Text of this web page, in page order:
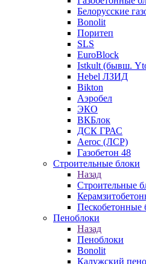
Белорусские
Bonolit
Поритеп
SLS
EuroBlock
Istkult (бывш.
Hebel ЛЗИД
Bikton
Аэробел
ЭКО
ВКБлок
ДСК ГРАС
Aeroc (ЛСР)
Газобетон 48
Строительные блоки
Назад
Строительные
Пескобетонные
Пеноблоки
Назад
Пеноблоки
Bonolit
Калужский